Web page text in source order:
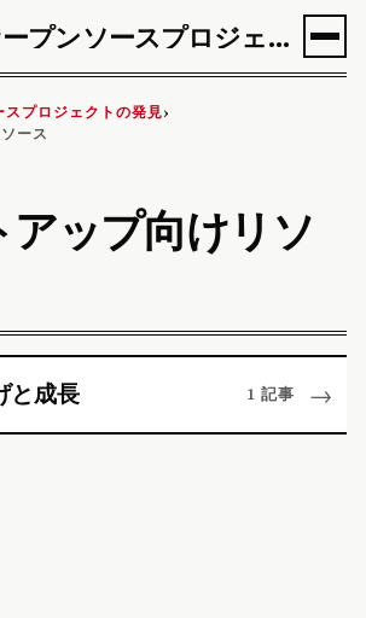
AIBIT - オープンソースプロジェクトの発見
プロジェクトの発見›
ース
アップ向けリソ
と成長 1 記事 →